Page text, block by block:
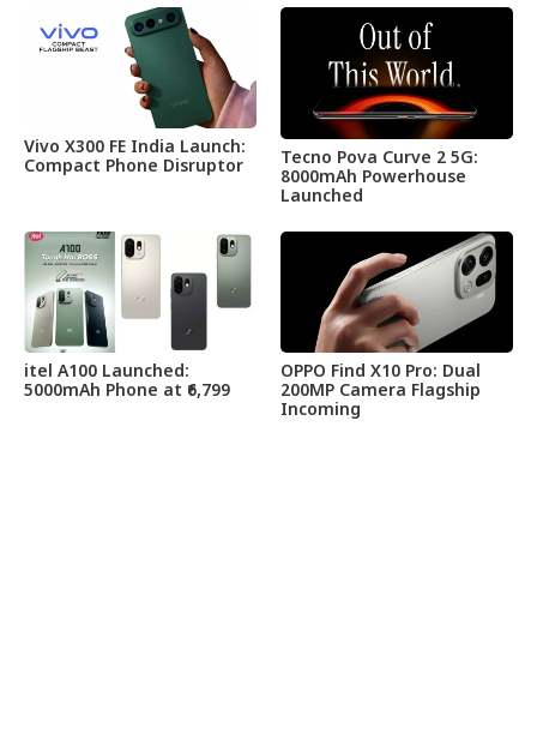
Vivo X300 FE India Launch:
Compact Phone Disruptor
Tecno Pova Curve 2 5G:
8000mAh Powerhouse
Launched
itel A100 Launched:
5000mAh Phone at ₹6,799
OPPO Find X10 Pro: Dual
200MP Camera Flagship
Incoming